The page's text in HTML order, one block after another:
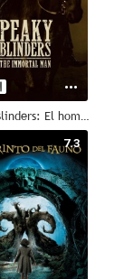
Peaky Blinders: El hombre inmortal
7.3